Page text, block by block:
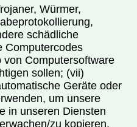
Würmer,
schädliche
Computercodes
Computersoftware
sollen; (vii)
Geräte oder
um unsere
in unseren Diensten
zu kopieren,